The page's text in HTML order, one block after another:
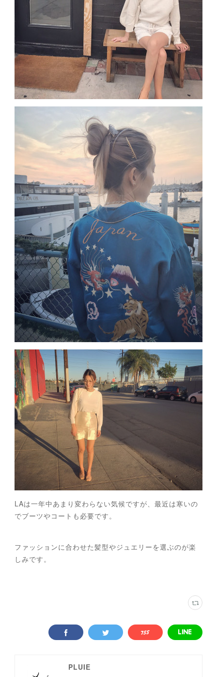
LAは一年中あまり変わらない気候ですが、最近は寒いの
でブーツやコートも必要です。
ファッションに合わせた髪型やジュエリーを選ぶのが楽
しみです。
PLUIE